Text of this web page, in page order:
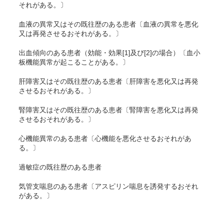
それがある。〕
血液の異常又はその既往歴のある患者〔血液の異常を悪化
又は再発させるおそれがある。〕
出血傾向のある患者（効能・効果[1]及び[2]の場合）〔血小
板機能異常が起こることがある。〕
肝障害又はその既往歴のある患者〔肝障害を悪化又は再発
させるおそれがある。〕
腎障害又はその既往歴のある患者〔腎障害を悪化又は再発
させるおそれがある。〕
心機能異常のある患者〔心機能を悪化させるおそれがあ
る。〕
過敏症の既往歴のある患者
気管支喘息のある患者〔アスピリン喘息を誘発するおそれ
がある。〕